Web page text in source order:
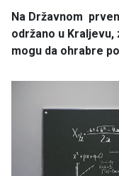
Na Državnom
održano u
mogu da ohrabre